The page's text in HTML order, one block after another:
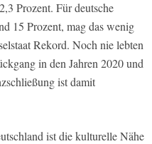
Prozent. Für deutsche
15 Prozent, mag das wenig
Rekord. Noch nie lebten
in den Jahren 2020 und
ist damit
ist die kulturelle Nähe